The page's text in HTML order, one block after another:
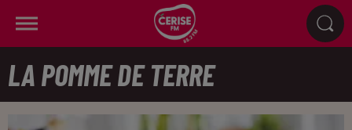
LA POMME DE TERRE